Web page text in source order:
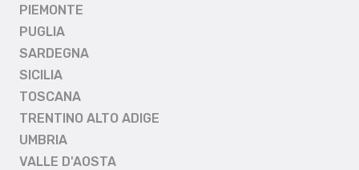
PIEMONTE
PUGLIA
SARDEGNA
SICILIA
TOSCANA
TRENTINO ALTO ADIGE
UMBRIA
VALLE D'AOSTA